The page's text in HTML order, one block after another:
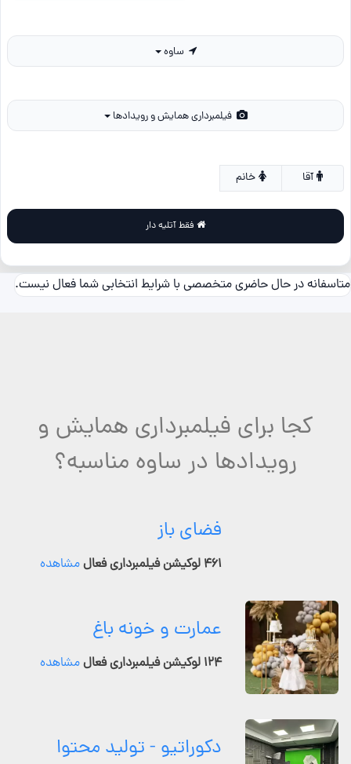
فیلمبرداری همایش و رویدادها
خانم
متاسفانه در حال حاضری متخصصی با شرایط انتخابی شما فعال نیست.
کجا برای فیلمبرداری همایش و
رویدادها در ساوه مناسبه؟
فضای باز
۴۶۱ لوکیشن فیلمبرداری فعال مشاهده
عمارت و خونه باغ
۱۲۴ لوکیشن فیلمبرداری فعال مشاهده
دکوراتیو - تولید محتوا